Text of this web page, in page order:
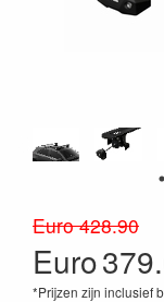
Euro 428.90
Euro
*Prijzen zijn inclusief